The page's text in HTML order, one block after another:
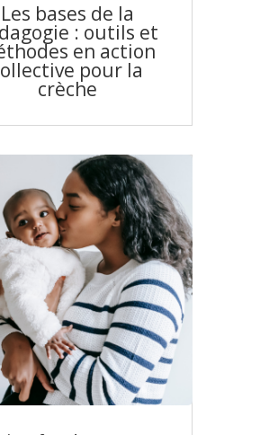
Les bases de la
: outils et
en action
pour la
crèche